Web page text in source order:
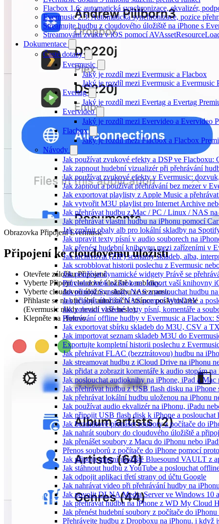
Flacbox 1.6: automatická synchronizace, ekvalizér,
Evermusic 2.3: Automatická synchronizace, pozice
Streamujte hudbu z cloudového úložiště na iPhone s
Streamování zvuku v iOS pomocí
Dokumentace
Časté dotazy
Evermusic
Jaký je rozdíl mezi Evermusic a Flacbox
Jaký je rozdíl mezi Evermusic a Evermusic
Evertag
Jaký je rozdíl mezi Evertag a Evertag
Evervideo
Jaký je rozdíl mezi Evervideo a Evervideo
Flacbox
Jaký je rozdíl mezi Flacbox a Flacbox
Návody
Jak používat zvukové efekty a DSP ve Flacboxu:
Jak zapnout hudební vizualizér při přehrávání
Jak používat zvukové efekty v Evermusic:
Jak zapnout a používat přehrávání bez mezer v
Jak exportovat playlisty z Apple Music a
Jak vytvořit M3U playlist pro Internet Archive
Jak přehrávat hudbu z Mac / PC / Linux / NAS
Jak přehrávat vlastní hudbu na iPhonu pomocí
Jak změnit obaly alb pro lokální skladby na
Jak upravit texty písní v audio souborech na
Jak přenést hudební knihovnu mezi zařízeními v
Jak archivovat (ZIP) seznamy skladeb, alba,
Jak scrobblovat historii poslechu z Evermusic
Jak používat dynamické widgety Právě se
Průvodce krok za krokem: Import vaší knihovny
Jak připojit Synology NAS a poslouchat hudbu
Jak připojit úložiště NAS pomocí WebDAV a
Jak zobrazit vložené texty písní, komentáře a
Přehrávání offline hudby v Evermusic a Flacbox:
Jak exportovat sbírku skladeb do M3U, CSV a
Jak importovat seznam skladeb M3U do
Exportujte kompletní historii poslechu z
Jak přehrávat FLAC (bezztrátovou) hudbu na
Jak streamovat hudbu z iCloud Drive na iPhonu
Jak přidat a zobrazit komentáře k audio stopám
Jak poslouchat audioknihy na iPhone, iPad a
Jak přehrávat hudbu z USB flash disku na
Jak přehrávat lokální hudbu uloženou na iPhonu
Jak používat audio ekvalizér na iPhonu, iPadu
Jak připojit USB flash disk k iPhone a poslouchat
Jak bezdrátově přenášet soubory z počítače do
Jak nahrát soubory do cloudového úložiště a
Jak přenášet soubory z Macu do iPhonu nebo
Přenos souborů z počítače do iPhone pomocí
Jak připojit interní úložiště Bluesound VAULT z
Jak stáhnout hudbu z YouTube a poslouchat
Jak odpojit aplikaci třetí strany od účtu Google
Jak nahrávat video při přehrávání hudby na
Jak povolit DLNA Media Server ve Windows 10
Jak přehrávat hudbu na iPhone z WD My Cloud
Jak přenést hudební soubory z počítače do
Přehrávejte hudbu z Dropboxu na iPhonu, i když
Obrazovka Připojení Evermusic
Připojení ke cloudovému úložišti
Otevřete záložku Připojení.
Vyberte Připojit cloudové úložiště z nabídky.
Vyberte cloudovou úložnou službu ze seznamu.
Přihlaste se na oficiální autorizační stránce poskytovatele
(Evermusic nikdy nevidí vaše heslo).
Klepněte na Hotovo.